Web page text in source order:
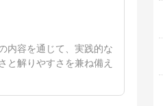
内容を通じて、実践的な
と解りやすさを兼ね備え